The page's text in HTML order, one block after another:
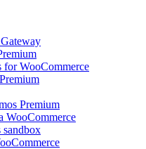
for WooCommerce
Premium
WooCommerce
sandbox